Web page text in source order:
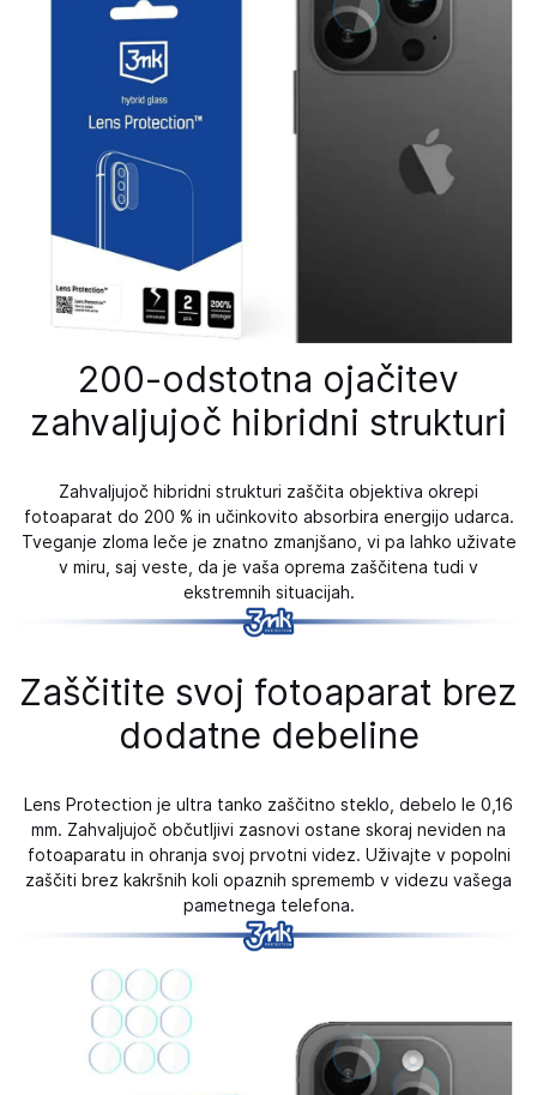
200-odstotna ojačitev
zahvaljujoč hibridni strukturi
Zahvaljujoč hibridni strukturi zaščita objektiva okrepi
fotoaparat do 200 % in učinkovito absorbira energijo udarca.
Tveganje zloma leče je znatno zmanjšano, vi pa lahko uživate
v miru, saj veste, da je vaša oprema zaščitena tudi v
ekstremnih situacijah.
Zaščitite svoj fotoaparat brez
dodatne debeline
Lens Protection je ultra tanko zaščitno steklo, debelo le 0,16
mm. Zahvaljujoč občutljivi zasnovi ostane skoraj neviden na
fotoaparatu in ohranja svoj prvotni videz. Uživajte v popolni
zaščiti brez kakršnih koli opaznih sprememb v videzu vašega
pametnega telefona.